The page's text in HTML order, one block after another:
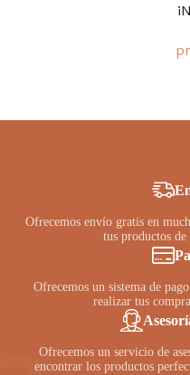
Ofrecemos envío gratis en
tus productos
Ofrecemos un sistema de
realizar tus
Ofrecemos un servicio de
encontrar los productos